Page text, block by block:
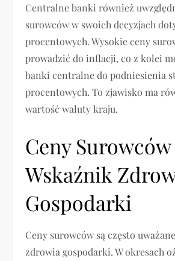
Centralne banki również
surowców w swoich decyzjach
procentowych. Wysokie ceny
prowadzić do inflacji, co z kolei
banki centralne do podniesienia
procentowych. To zjawisko ma
wartość waluty kraju.
Ceny
Wskaźnik
Gospodarki
Ceny surowców są często
zdrowia gospodarki. W okresach